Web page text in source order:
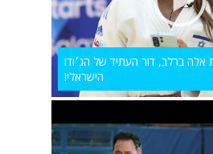
אלה ברלב, דור העתיד של הג׳ודו
הישראלי!